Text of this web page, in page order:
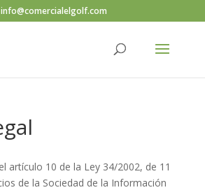
info@comercialelgolf.com
artículo 10 de la Ley 34/2002, de 11
de la Sociedad de la Información